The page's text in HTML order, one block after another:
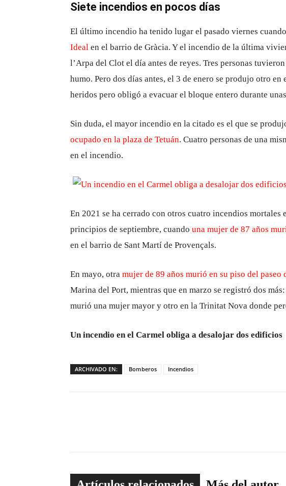
Siete incendios en pocos días
El último incendio ha tenido lugar el pasado viernes
Ideal en el barrio de Gràcia. Y el incendio de la última
l’Arpa del Clot el día antes de reyes. Tres personas
humo. Pero dos días antes, el 3 de enero se produjo otro
heridos pero obligó a evacuar el bloque entero durante
Sin duda, el mayor incendio en la citado es el que se
ocupado en la plaza de Tetuán. Cuatro personas de una
en el incendio.
En 2021 se ha cerrado con otros cuatro incendios mortales
principios de septiembre, cuando una mujer de 87 años
en el barrio de Sant Martí de Provençals.
En mayo, otra mujer de 89 años murió en su piso del paseo
Marina del Port, mientras que en marzo se registró dos
murió una mujer mayor y otro en la Trinitat Nova donde
Un incendio en el Carmel obliga a desalojar dos edificios
ARCHIVADO EN: Bomberos Incendios